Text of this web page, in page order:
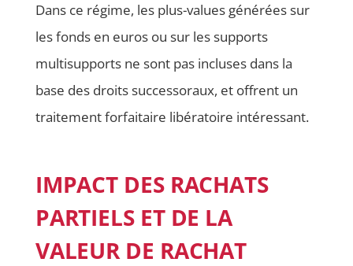
Dans ce régime, les plus-values générées sur
les fonds en euros ou sur les supports
multisupports ne sont pas incluses dans la
base des droits successoraux, et offrent un
traitement forfaitaire libératoire intéressant.
IMPACT DES RACHATS
PARTIELS ET DE LA
VALEUR DE RACHAT